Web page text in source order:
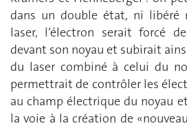
dans un double état, ni libéré
laser, l’électron serait forcé
devant son noyau et subirait
du laser combiné à celui du
permettrait de contrôler les
au champ électrique du noyau
la voie à la création de